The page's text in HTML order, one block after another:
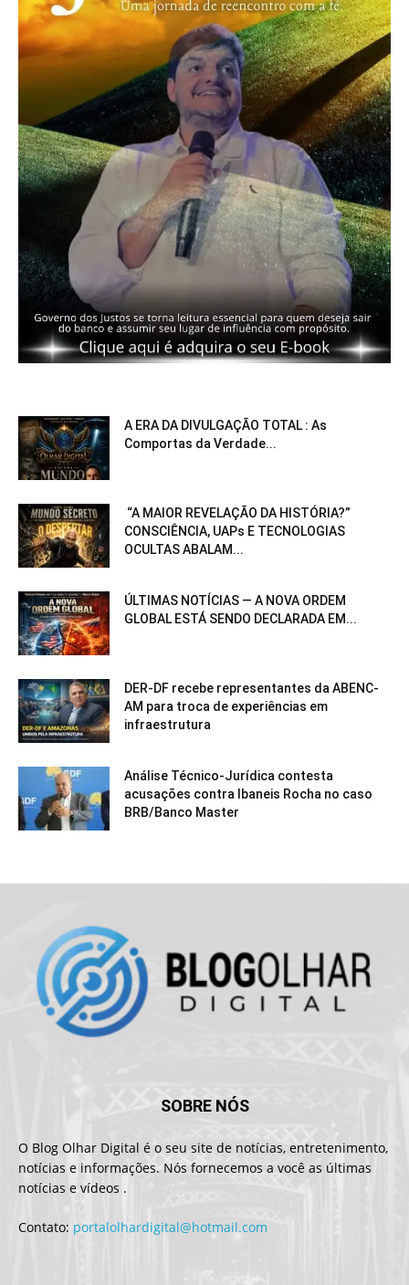
A ERA DA DIVULGAÇÃO TOTAL : As
Comportas da Verdade...
“A MAIOR REVELAÇÃO DA HISTÓRIA?”
CONSCIÊNCIA, UAPs E TECNOLOGIAS
OCULTAS ABALAM...
ÚLTIMAS NOTÍCIAS — A NOVA ORDEM
GLOBAL ESTÁ SENDO DECLARADA EM...
DER-DF recebe representantes da ABENC-
AM para troca de experiências em
infraestrutura
Análise Técnico-Jurídica contesta
acusações contra Ibaneis Rocha no caso
BRB/Banco Master
SOBRE NÓS
O Blog Olhar Digital é o seu site de notícias, entretenimento,
notícias e informações. Nós fornecemos a você as últimas
notícias e vídeos .
Contato: portalolhardigital@hotmail.com